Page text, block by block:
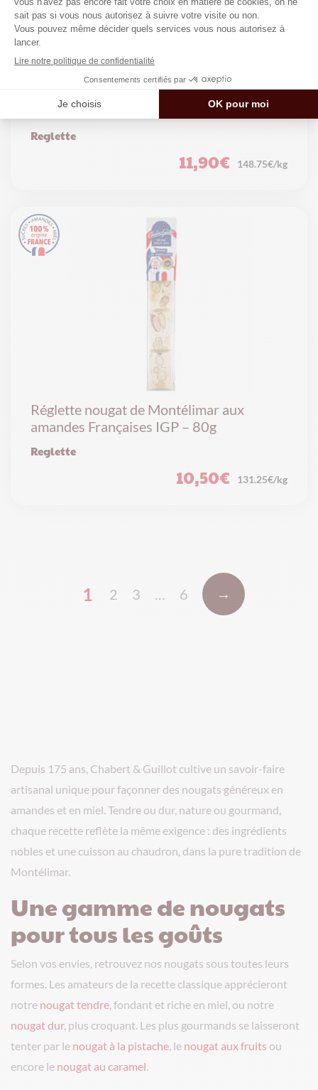
Réglette nougat amande enrobée de
chocolat noir aux amandes Françaises –
Reglette
11,90€ 148.75€/kg
Réglette nougat de Montélimar aux
amandes Françaises IGP – 80g
Reglette
10,50€ 131.25€/kg
1 2 3 … 6 →
Depuis 175 ans, Chabert & Guillot cultive un savoir-faire
artisanal unique pour façonner des nougats généreux en
amandes et en miel. Tendre ou dur, nature ou gourmand,
chaque recette reflète la même exigence : des ingrédients
nobles et une cuisson au chaudron, dans la pure tradition de
Montélimar.
Une gamme de nougats
pour tous les goûts
Selon vos envies, retrouvez nos nougats sous toutes leurs
formes. Les amateurs de la recette classique apprécieront
notre nougat tendre, fondant et riche en miel, ou notre
nougat dur, plus croquant. Les plus gourmands se laisseront
tenter par le nougat à la pistache, le nougat aux fruits ou
encore le nougat au caramel.